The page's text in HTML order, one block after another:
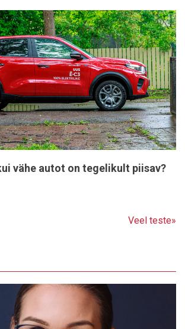
vähe autot on tegelikult piisav?
Veel teste»